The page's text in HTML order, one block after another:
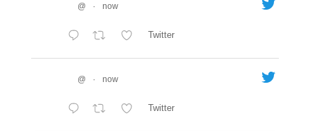
@ · now
Twitter
@ · now
Twitter